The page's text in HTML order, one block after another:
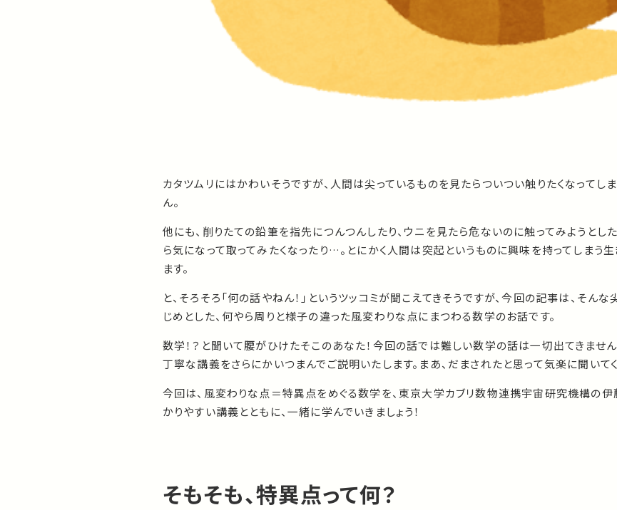
カタツムリにはかわいそうですが、人間は尖っているものを見たらついつい触りたくなってし
ん。
他にも、削りたての鉛筆を指先につんつんしたり、ウニを見たら危ないのに触ってみようとし
ら気になって取ってみたくなったり…。とにかく人間は突起というものに興味を持ってしまう
ます。
と、そろそろ「何の話やねん！」というツッコミが聞こえてきそうですが、今回の記事は、そん
じめとした、何やら周りと様子の違った風変わりな点にまつわる数学のお話です。
数学！？と聞いて腰がひけたそこのあなた！今回の話では難しい数学の話は一切出てきませ
丁寧な講義をさらにかいつまんでご説明いたします。まあ、だまされたと思って気楽に聞いて
今回は、風変わりな点＝特異点をめぐる数学を、東京大学カブリ数物連携宇宙研究機構の
かりやすい講義とともに、一緒に学んでいきましょう！
そもそも、特異点って何？